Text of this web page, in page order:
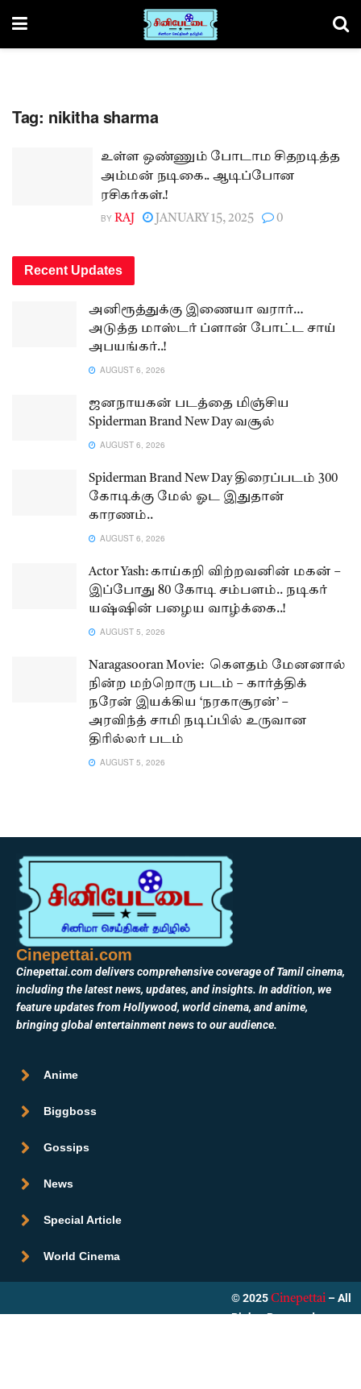
Tag: nikitha sharma
உள்ள ஒண்ணும் போடாம சிதறடித்த
அம்மன் நடிகை.. ஆடிப்போன
ரசிகர்கள்.!
BY RAJ JANUARY 15, 2025 0
Recent Updates
அனிரூத்துக்கு இணையா வரார்…
அடுத்த மாஸ்டர் ப்ளான் போட்ட சாய்
அபயங்கர்..!
AUGUST 6, 2026
ஜனநாயகன் படத்தை மிஞ்சிய
Spiderman Brand New Day வசூல்
AUGUST 6, 2026
Spiderman Brand New Day திரைப்படம் 300
கோடிக்கு மேல் ஓட இதுதான்
காரணம்..
AUGUST 6, 2026
Actor Yash: காய்கறி விற்றவனின் மகன் –
இப்போது 80 கோடி சம்பளம்.. நடிகர்
யஷ்ஷின் பழைய வாழ்க்கை..!
AUGUST 5, 2026
Naragasooran Movie: கௌதம் மேனனால்
நின்ற மற்றொரு படம் – கார்த்திக்
நரேன் இயக்கிய ‘நரகாசூரன்’ –
அரவிந்த் சாமி நடிப்பில் உருவான
திரில்லர் படம்
AUGUST 5, 2026
Cinepettai.com
Cinepettai.com delivers comprehensive coverage of Tamil cinema,
including the latest news, updates, and insights. In addition, we
feature updates from Hollywood, world cinema, and anime,
bringing global entertainment news to our audience.
Anime
Biggboss
Gossips
News
Special Article
World Cinema
© 2025 Cinepettai – All
Rights Reserved